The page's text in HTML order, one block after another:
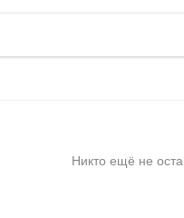
Никто ещё не